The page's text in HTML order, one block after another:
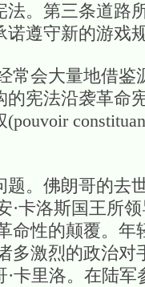
法。第三条道路
诺遵守新的游戏
常会大量地借
宪法沿袭革命
。佛朗哥的去
·卡洛斯国王所
命性的颠覆。
多激烈的政治
卡里洛。在陆